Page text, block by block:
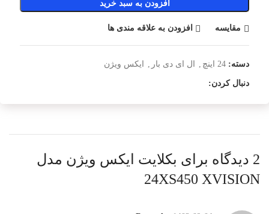
افزودن به سبد خرید
مقایسه افزودن به علاقه مندی ها
دسته: 24 اینچ ال ای دی بار ایکس ویژن
دنبال کردن:
2 دیدگاه برای
بکلایت ایکس ویژن مدل
24XS450 XVISION